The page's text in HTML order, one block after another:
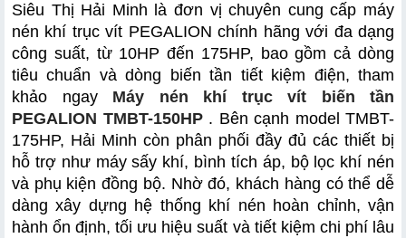
Siêu Thị Hải Minh là đơn vị chuyên cung cấp máy
nén khí trục vít PEGALION chính hãng với đa dạng
công suất, từ 10HP đến 175HP, bao gồm cả dòng
tiêu chuẩn và dòng biến tần tiết kiệm điện, tham
khảo ngay Máy nén khí trục vít biến tần
PEGALION TMBT-150HP . Bên cạnh model TMBT-
175HP, Hải Minh còn phân phối đầy đủ các thiết bị
hỗ trợ như máy sấy khí, bình tích áp, bộ lọc khí nén
và phụ kiện đồng bộ. Nhờ đó, khách hàng có thể dễ
dàng xây dựng hệ thống khí nén hoàn chỉnh, vận
hành ổn định, tối ưu hiệu suất và tiết kiệm chi phí lâu